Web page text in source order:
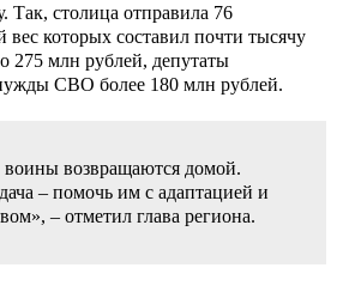
Так, столица отправила 76
которых составил почти тысячу
275 млн рублей, депутаты
СВО более 180 млн рублей.
возвращаются домой.
– помочь им с адаптацией и
– отметил глава региона.